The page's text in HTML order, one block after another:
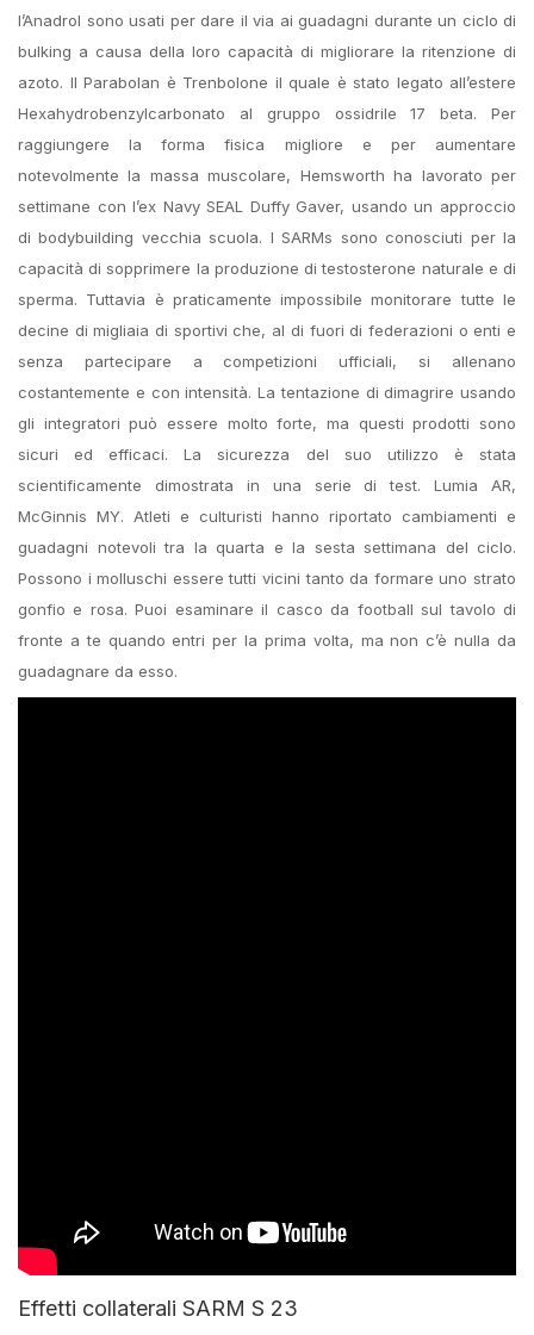
l’Anadrol sono usati per dare il via ai guadagni durante un ciclo di
bulking a causa della loro capacità di migliorare la ritenzione di
azoto. Il Parabolan è Trenbolone il quale è stato legato all’estere
Hexahydrobenzylcarbonato al gruppo ossidrile 17 beta. Per
raggiungere la forma fisica migliore e per aumentare
notevolmente la massa muscolare, Hemsworth ha lavorato per
settimane con l’ex Navy SEAL Duffy Gaver, usando un approccio
di bodybuilding vecchia scuola. I SARMs sono conosciuti per la
capacità di sopprimere la produzione di testosterone naturale e di
sperma. Tuttavia è praticamente impossibile monitorare tutte le
decine di migliaia di sportivi che, al di fuori di federazioni o enti e
senza partecipare a competizioni ufficiali, si allenano
costantemente e con intensità. La tentazione di dimagrire usando
gli integratori può essere molto forte, ma questi prodotti sono
sicuri ed efficaci. La sicurezza del suo utilizzo è stata
scientificamente dimostrata in una serie di test. Lumia AR,
McGinnis MY. Atleti e culturisti hanno riportato cambiamenti e
guadagni notevoli tra la quarta e la sesta settimana del ciclo.
Possono i molluschi essere tutti vicini tanto da formare uno strato
gonfio e rosa. Puoi esaminare il casco da football sul tavolo di
fronte a te quando entri per la prima volta, ma non c’è nulla da
guadagnare da esso.
Effetti collaterali SARM S 23